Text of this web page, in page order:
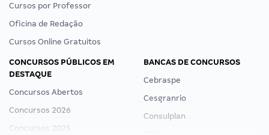
Cursos por Professor
Oficina de Redação
Cursos Online Gratuitos
CONCURSOS PÚBLICOS EM
DESTAQUE
Concursos Abertos
Concursos 2026
Concursos 2025
BANCAS DE CONCURSOS
Cebraspe
Cesgranrio
Consulplan